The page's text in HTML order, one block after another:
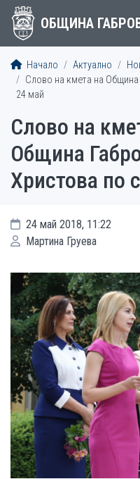
ОБЩИНА
Начало Актуално
Слово на кмета на Община
24 май
Слово на
Община
Христова по
24 май 2018, 11:22
Мартина Груева